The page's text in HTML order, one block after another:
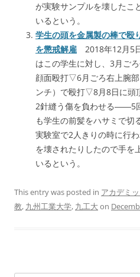
が実験サンプルを壊したこ
いるという。
学生の頭を金属製の棒で
を懲戒解雇 2018年12月5
はこの学生に対し、3月ご
顔面殴打▽6月ごろ右上腕
ンチ）で殴打▽8月8日に頭
2針縫う傷を負わせる――5
も学生の前髪をハサミで切
実験室で2人きりの時に行
を壊されたりしたので手を
いるという。
This entry was posted in アカデミ
教, 九州工業大学, 九工大on